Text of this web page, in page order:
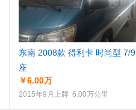
东南 2008款 得利卡 时尚型 7/9
座
￥6.00万
2015年9月上牌 6.00万公里